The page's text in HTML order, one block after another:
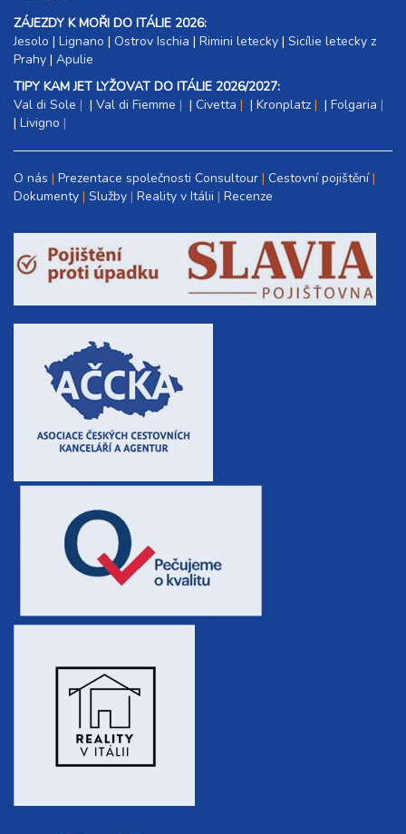
ZÁJEZDY K MOŘI DO ITÁLIE 2026:
Jesolo | Lignano | Ostrov Ischia | Rimini letecky | Sicílie letecky z
Prahy | Apulie
TIPY KAM JET LYŽOVAT DO ITÁLIE 2026/2027:
Val di Sole
| Val di Fiemme | Civetta | Kronplatz | Folgaria
| Livigno
O nás Prezentace společnosti Consultour Cestovní pojištění
Dokumenty Služby Reality v Itálii Recenze